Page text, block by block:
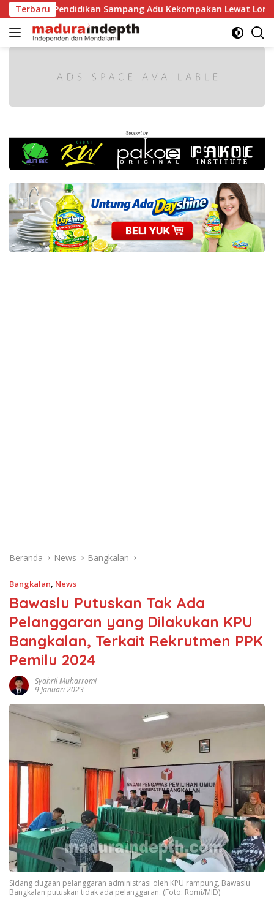
Langsung
ke
konten
Terbaru Sampang Adu Kekompakan Lewat Lomba Kereta
Beranda News Bangkalan
Bangkalan, News
Bawaslu Putuskan Tak Ada
Pelanggaran yang Dilakukan KPU
Bangkalan, Terkait Rekrutmen PPK
Pemilu 2024
Syahril Muharromi
9 Januari 2023
Sidang dugaan pelanggaran administrasi oleh KPU rampung, Bawaslu
Bangkalan putuskan tidak ada pelanggaran. (Foto: Romi/MID)